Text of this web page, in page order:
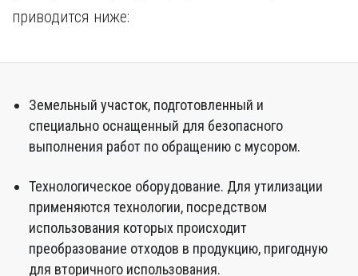
приводится ниже:
Земельный участок, подготовленный и
специально оснащенный для безопасного
выполнения работ по обращению с мусором.
Технологическое оборудование. Для утилизации
применяются технологии, посредством
использования которых происходит
преобразование отходов в продукцию, пригодную
для вторичного использования.